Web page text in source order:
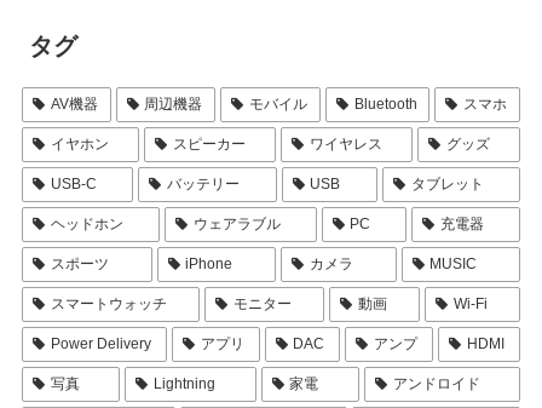
タグ
AV機器 周辺機器 モバイル Bluetooth スマホ
イヤホン スピーカー ワイヤレス グッズ
USB-C バッテリー USB タブレット
ヘッドホン ウェアラブル PC 充電器
スポーツ iPhone カメラ MUSIC
スマートウォッチ モニター 動画 Wi-Fi
Power Delivery アプリ DAC アンプ HDMI
写真 Lightning 家電 アンドロイド